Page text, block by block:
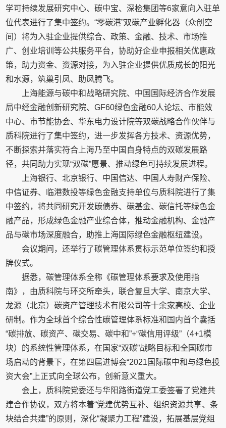
学可持续发展研究中心、碳中宝、深检集团等6家意向入驻单
位代表进行了集中签约。“零碳港”双碳产业孵化器（众创空
间）将为入驻企业提供综合、政策、金融、技术、市场推
广、创业培训等公共服务平台，协助好企业申报相关优惠政
策，助力资金、资源对接，为入驻企业提供优质成长的阳光
和水源，筑巢引凤、助凤腾飞。
上海能源与碳中和战略研究院、中国国际经济合作发展
局中经金融创新研究院、GF60绿色金融60人论坛、市能效
中心、市节能协会、华东电力设计院等双碳战略合作伙伴与
质科院进行了集中签约，进一步发挥各方技术、资源优势，
不断探索并落实符合上海乃至中国自身特点的双碳发展路
径，共同助力实现“双碳”愿景、推动绿色可持续发展进程。
上海银行、北京银行、中国信达、中国人寿财产保险、
中信证券、临港数投等绿色金融支持单位与质科院进行了集
中签约，将共同研究开发碳债券、碳基金、碳信托等绿色金
融产品，形成绿色金融产业综合体，推动金融机构、金融产
品与碳市场深度融合，助推上海国际绿色金融枢纽建设。
会议期间，还举行了碳管理体系贯标示范单位签约和授
牌仪式。
据悉，碳管理体系全称《碳管理体系要求及使用指
南》，由质科院与环交所牵头，联合复旦大学、南京大学、
龙源（北京）碳资产管理技术有限公司等十余家高校、企业
研制。作为全球首个综合性碳管理体系标准和国内首个囊括
“碳排放、碳资产、碳交易、碳中和”+“碳信用评级”（4+1模
块）的系统性管理体系，在国家“双碳”战略目标和全国碳市
场启动的背景下，在第四届进博会“2021国际碳中和与绿色投
资大会”上正式向全球公布，创新意义重大。
会上，质科院党委还与华阳路街道党工委签署了党建共
建合作协议，双方将本着“党建优势互补、组织资源共享、条
块结合共建”的原则，深化“凝聚力工程”建设，拓展基层党组